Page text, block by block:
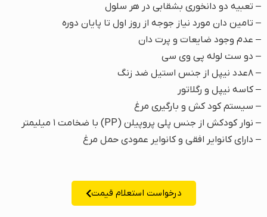
– تعبیه دو دانخوری بشقابی در هر سلول
– تامین دان مورد نیاز جوجه از روز اول تا پایان دوره
– عدم وجود ضایعات و پرت دان
– دو ست لوله پی وی سی
– ۸عدد نیپل از جنس استیل ضد زنگ
– کاسه نیپل و رگلاتور
– سیستم کود کش و بارگیری مرغ
– نوار کودکش از جنس پلی پروپیلن (PP) با ضخامت ۱ میلیمتر
– دارای کانوایر افقی و کانوایر عمودی حمل مرغ
درخواست استعلام قیمت